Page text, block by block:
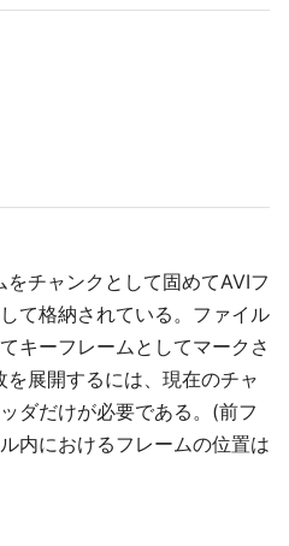
をチャンクとして固めてAVIフ
て格納されている。ファイル
キーフレームとしてマークさ
展開するには、現在のチャ
ダだけが必要である。(前フ
内におけるフレームの位置は